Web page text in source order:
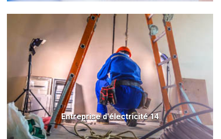
Entreprise d'électricité 14